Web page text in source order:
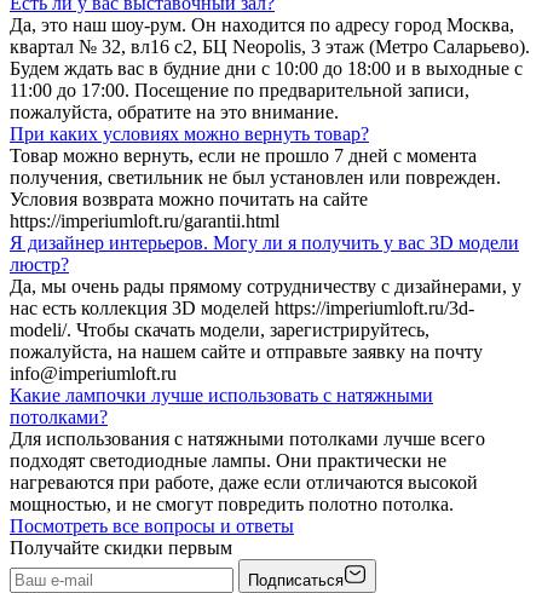
Да, это наш шоу-рум. Он находится по адресу город Москва,
квартал № 32, вл16 с2, БЦ Neopolis, 3 этаж (Метро Саларьево).
Будем ждать вас в будние дни с 10:00 до 18:00 и в выходные с
11:00 до 17:00. Посещение по предварительной записи,
пожалуйста, обратите на это внимание.
При каких условиях можно вернуть товар?
Товар можно вернуть, если не прошло 7 дней с момента
получения, светильник не был установлен или поврежден.
Условия возврата можно почитать на сайте
https://imperiumloft.ru/garantii.html
Я дизайнер интерьеров. Могу ли я получить у вас 3D модели
люстр?
Да, мы очень рады прямому сотрудничеству с дизайнерами, у
нас есть коллекция 3D моделей https://imperiumloft.ru/3d-
modeli/. Чтобы скачать модели, зарегистрируйтесь,
пожалуйста, на нашем сайте и отправьте заявку на почту
info@imperiumloft.ru
Какие лампочки лучше использовать с натяжными
потолками?
Для использования с натяжными потолками лучше всего
подходят светодиодные лампы. Они практически не
нагреваются при работе, даже если отличаются высокой
мощностью, и не смогут повредить полотно потолка.
Посмотреть все вопросы и ответы
Получайте скидки первым
Подписаться